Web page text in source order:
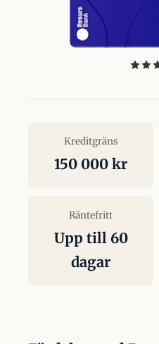
Kreditgräns
150 000 kr
Räntefritt
Upp till 60
dagar